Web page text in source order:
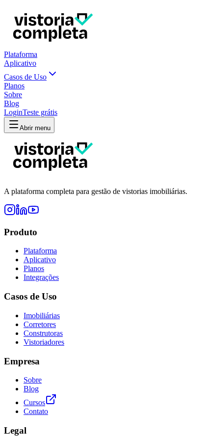
Plataforma
Aplicativo
Casos de Uso
Planos
Sobre
Blog
LoginTeste grátis
Abrir menu
A plataforma completa para gestão de vistorias imobiliárias.
Produto
Plataforma
Aplicativo
Planos
Integrações
Casos de Uso
Imobiliárias
Corretores
Construtoras
Vistoriadores
Empresa
Sobre
Blog
Cursos
Contato
Legal